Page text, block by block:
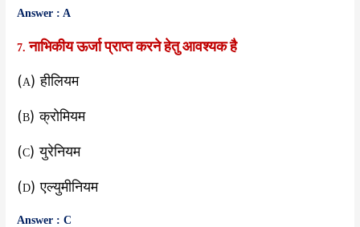
Answer : A
7.नाभिकीय ऊर्जा प्राप्त करने हेतु आवश्यक है
(A) हीलियम
(B) क्रोमियम
(C) युरेनियम
(D) एल्युमीनियम
Answer : C